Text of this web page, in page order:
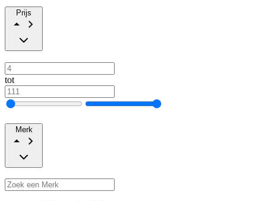
Prijs
tot
Merk